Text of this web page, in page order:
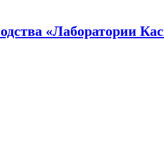
«Лаборатории